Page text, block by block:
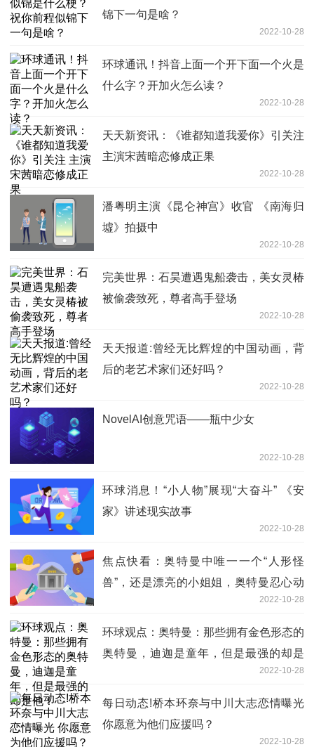
锦下一句是啥？
2022-10-28
环球通讯！抖音上面一个开下面一个火是
什么字？开加火怎么读？
2022-10-28
天天新资讯：《谁都知道我爱你》引关注
主演宋茜暗恋修成正果
2022-10-28
潘粤明主演《昆仑神宫》收官 《南海归
墟》拍摄中
2022-10-28
完美世界：石昊遭遇鬼船袭击，美女灵椿
被偷袭致死，尊者高手登场
2022-10-28
天天报道:曾经无比辉煌的中国动画，背
后的老艺术家们还好吗？
2022-10-28
NovelAI创意咒语——瓶中少女
2022-10-28
环球消息！“小人物”展现“大奋斗” 《安
家》讲述现实故事
2022-10-28
焦点快看：奥特曼中唯一一个“人形怪
兽”，还是漂亮的小姐姐，奥特曼忍心动
2022-10-28
环球观点：奥特曼：那些拥有金色形态的
奥特曼，迪迦是童年，但是最强的却是
2022-10-28
每日动态!桥本环奈与中川大志恋情曝光
你愿意为他们应援吗？
2022-10-28